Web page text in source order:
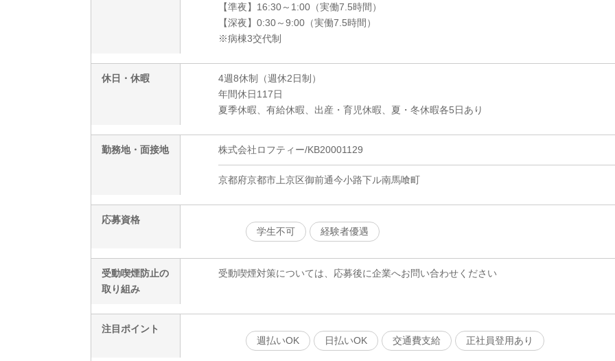
【準夜】16:30～1:00（実働7.5時間）
【深夜】0:30～9:00（実働7.5時間）
※病棟3交代制
休日・休暇
4週8休制（週休2日制）
年間休日117日
夏季休暇、有給休暇、出産・育児休暇、夏・冬休暇各5日あり
勤務地・面接地 株式会社ロフティー/KB20001129
京都府京都市上京区御前通今小路下ル南馬喰町
応募資格
学生不可
経験者優遇
受動喫煙防止の
取り組み
受動喫煙対策については、応募後に企業へお問い合わせください
注目ポイント
週払いOK
日払いOK 交通費支給 正社員登用あり